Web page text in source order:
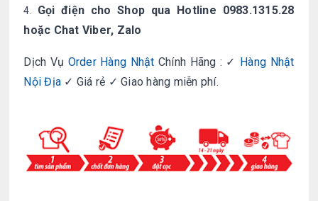
Gọi điện cho Shop qua Hotline 0983.1315.28
hoặc Chat Viber, Zalo
Dịch Vụ Order Hàng Nhật Chính Hãng : ✓
Hàng Nhật
Nội Địa ✓ Giá rẻ ✓ Giao hàng miễn phí.